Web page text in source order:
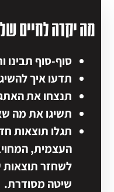
מה יקרה לחיים
סוף-סוף תבינו
תדעו איך
תנצחו את
תשיגו את מה
תגלו תוצאות
העצמית,
לשחזר תוצאות
שיטה מסודרת.